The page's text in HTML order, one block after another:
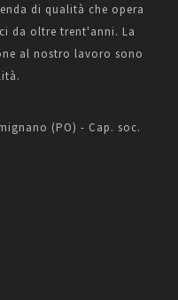
di qualità che opera
da oltre trent'anni. La
al nostro lavoro sono
(PO) - Cap. soc.